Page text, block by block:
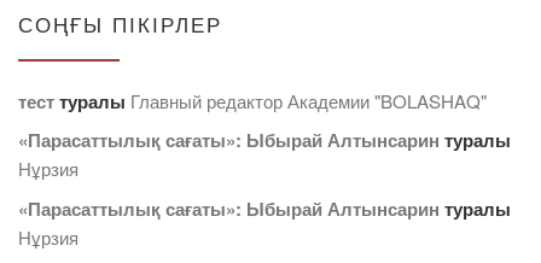
СОҢҒЫ ПІКІРЛЕР
тесттуралы Главный редактор Академии "BOLASHAQ"
«Парасаттылық сағаты»: Ыбырай Алтынсарин туралы
Нұрзия
«Парасаттылық сағаты»: Ыбырай Алтынсарин туралы
Нұрзия